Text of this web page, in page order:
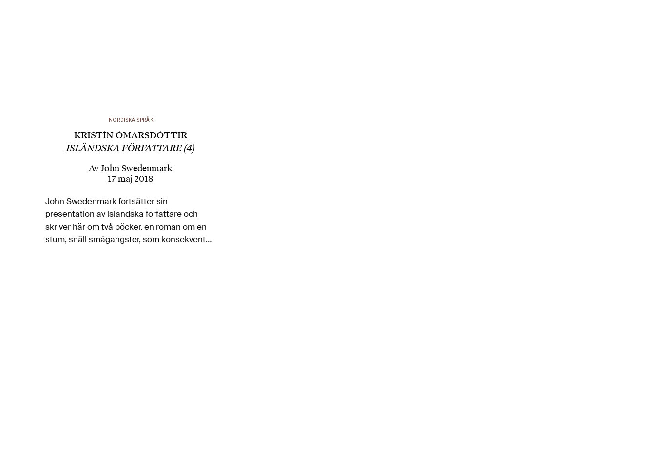
NORDISKA SPRÅK
KRISTÍN ÓMARSDÓTTIR
ISLÄNDSKA FÖRFATTARE (4)
AvJohn Swedenmark
17 maj 2018
John Swedenmark fortsätter sin
presentation av isländska författare och
skriver här om två böcker, en roman om en
stum, snäll smågangster, som konsekvent